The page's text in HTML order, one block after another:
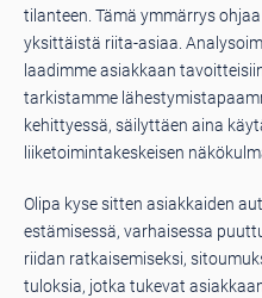
tilanteen. Tämä ymmärrys
yksittäistä riita-asiaa.
laadimme asiakkaan
tarkistamme
kehittyessä, säilyttäen aina
liiketoimintakeskeisen
Olipa kyse sitten asiakkaiden
estämisessä, varhaisessa
riidan ratkaisemiseksi,
tuloksia, jotka tukevat